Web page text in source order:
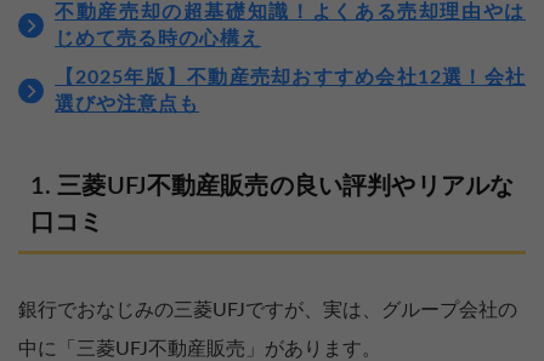
不動産売却の超基礎知識！よくある売却理由やは
じめて売る時の心構え
【2025年版】不動産売却おすすめ会社12選！会社
選びや注意点も
三菱UFJ不動産販売の良い評判やリアルな
口コミ
銀行でおなじみの三菱UFJですが、実は、グループ会社の
中に「三菱UFJ不動産販売」があります。